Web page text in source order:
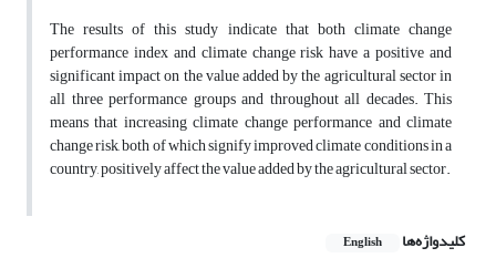
The results of this study indicate that both climate change
performance index and climate change risk have a positive and
significant impact on the value added by the agricultural sector in
all three performance groups and throughout all decades. This
means that increasing climate change performance and climate
change risk, both of which signify improved climate conditions in a
country, positively affect the value added by the agricultural sector.
کلیدواژه‌ها English